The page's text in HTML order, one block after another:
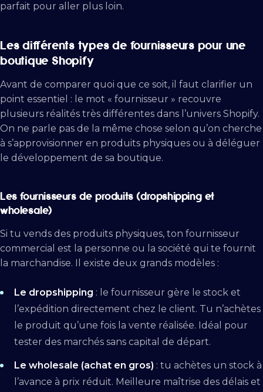
parfait pour aller plus loin.
Les différents types de fournisseurs pour une
boutique Shopify
Avant de comparer quoi que ce soit, il faut clarifier un
point essentiel : le mot « fournisseur » recouvre
plusieurs réalités très différentes dans l’univers Shopify.
On ne parle pas de la même chose selon qu’on cherche
à s’approvisionner en produits physiques ou à déléguer
le développement de sa boutique.
Les fournisseurs de produits (dropshipping et
wholesale)
Si tu vends des produits physiques, ton fournisseur
commercial est la personne ou la société qui te fournit
la marchandise. Il existe deux grands modèles :
Le dropshipping : le fournisseur gère le stock et
l’expédition directement chez le client. Tu n’achètes
le produit qu’une fois la vente réalisée. Idéal pour
tester des marchés sans capital de départ.
Le wholesale (achat en gros) : tu achètes un stock à
l’avance à prix réduit. Meilleure maîtrise des délais et